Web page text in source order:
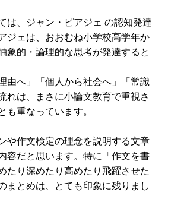
は、ジャン・ピアジェ の認知発達
ジェは、おおむね小学校高学年か
象的・論理的な思考が発達すると
由へ」「個人から社会へ」「常識
れは、まさに小論文教育で重視さ
重なっています。
や作文検定の理念を説明する文章
容だと思います。特に「作文を書
たり深めたり高めたり飛躍させた
まとめは、とても印象に残りまし